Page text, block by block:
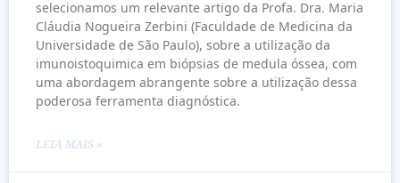
selecionamos um relevante artigo da Profa. Dra. Maria
Cláudia Nogueira Zerbini (Faculdade de Medicina da
Universidade de São Paulo), sobre a utilização da
imunoistoquimica em biópsias de medula óssea, com
uma abordagem abrangente sobre a utilização dessa
poderosa ferramenta diagnóstica.
LEIA MAIS »